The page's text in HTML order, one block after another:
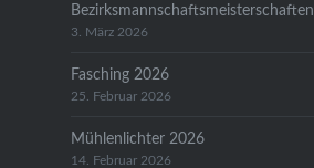
Bezirksmannschaftsmeisterschaften
3. März 2026
Fasching 2026
25. Februar 2026
Mühlenlichter 2026
14. Februar 2026